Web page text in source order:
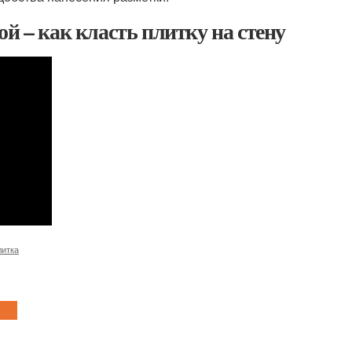
– как класть плитку на стену